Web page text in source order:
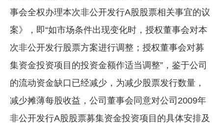
事会全权办理本次非公开发行A股股票相关事宜的议
案》，即“如市场条件出现变化时，授权董事会对本
次非公开发行股票方案进行调整；授权董事会对募
集资金投资项目的投资金额作适当调整”，鉴于公司
的流动资金缺口已经减少，为减少股票发行数量，
减少摊薄每股收益，公司董事会同意对公司2009年
非公开发行A股股票募集资金投资项目的具体安排及